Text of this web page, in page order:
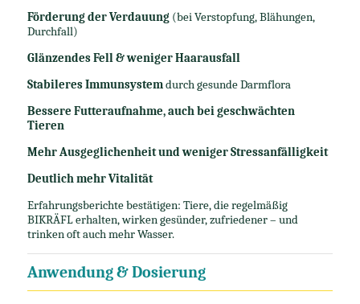
Förderung der Verdauung(bei Verstopfung, Blähungen,
Durchfall)
Glänzendes Fell & weniger Haarausfall
Stabileres Immunsystemdurch gesunde Darmflora
Bessere Futteraufnahme, auch bei geschwächten
Tieren
Mehr Ausgeglichenheit und weniger Stressanfälligkeit
Deutlich mehr Vitalität
Erfahrungsberichte bestätigen: Tiere, die regelmäßig
BIKRÄFL erhalten, wirken gesünder, zufriedener – und
trinken oft auch mehr Wasser.
Anwendung & Dosierung